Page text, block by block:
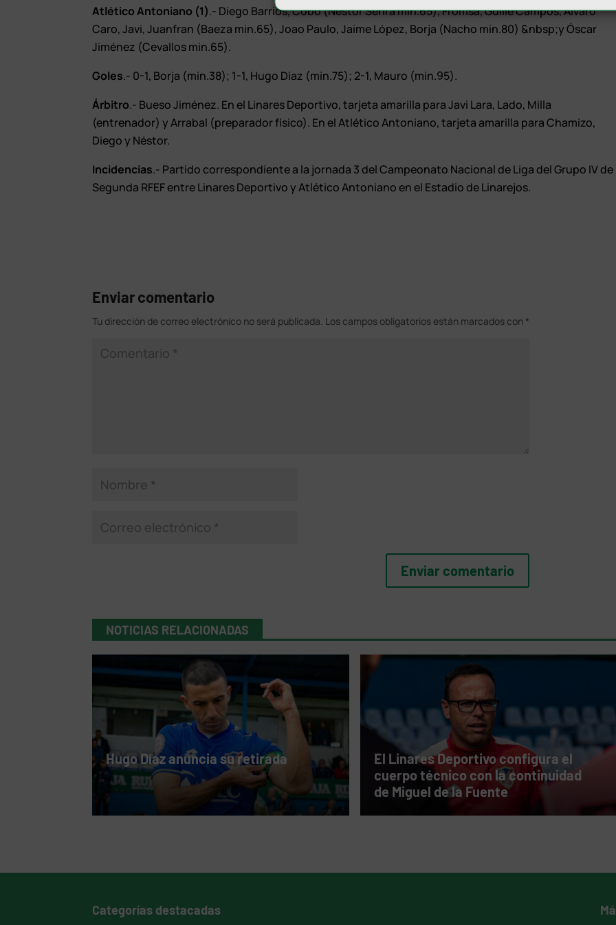
Atlético Antoniano (1).- Diego Barrios, Cobo (Néstor Senra min.65), Fromsa, Guille Campos, Álvaro
Caro, Javi, Juanfran (Baeza min.65), Joao Paulo, Jaime López, Borja (Nacho min.80) &nbsp;y Óscar
Jiménez (Cevallos min.65).
Goles.- 0-1, Borja (min.38); 1-1, Hugo Díaz (min.75); 2-1, Mauro (min.95).
Árbitro.- Bueso Jiménez. En el Linares Deportivo, tarjeta amarilla para Javi Lara, Lado, Milla
(entrenador) y Arrabal (preparador físico). En el Atlético Antoniano, tarjeta amarilla para Chamizo,
Diego y Néstor.
Incidencias.- Partido correspondiente a la jornada 3 del Campeonato Nacional de Liga del Grupo IV de
Segunda RFEF entre Linares Deportivo y Atlético Antoniano en el Estadio de Linarejos.
Enviar comentario
Tu dirección de correo electrónico no será publicada. Los campos obligatorios están marcados con *
NOTICIAS RELACIONADAS
Hugo Díaz anuncia su retirada
El Linares Deportivo configura el
cuerpo técnico con la continuidad
de Miguel de la Fuente
Categorías destacadas